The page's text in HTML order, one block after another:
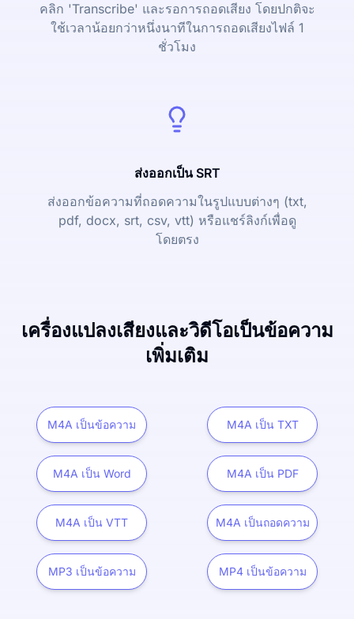
คลิก 'Transcribe' และรอการถอดเสียง โดยปกติจะ
ใช้เวลาน้อยกว่าหนึ่งนาทีในการถอดเสียงไฟล์ 1
ชั่วโมง
ส่งออกเป็น SRT
ส่งออกข้อความที่ถอดความในรูปแบบต่างๆ (txt,
pdf, docx, srt, csv, vtt) หรือแชร์ลิงก์เพื่อดู
โดยตรง
เครื่องแปลงเสียงและวิดีโอเป็นข้อความ
เพิ่มเติม
M4A เป็นข้อความ M4A เป็น TXT
M4A เป็น Word M4A เป็น PDF
M4A เป็น VTT M4A เป็นถอดความ
MP3 เป็นข้อความ MP4 เป็นข้อความ